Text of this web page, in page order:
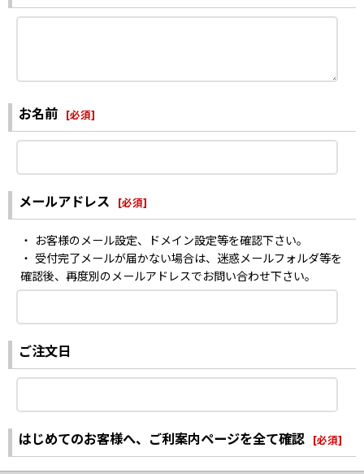
お名前 [必須]
メールアドレス [必須]
・ お客様のメール設定、ドメイン設定等を確認下さい。
・ 受付完了メールが届かない場合は、迷惑メールフォルダ等を
確認後、再度別のメールアドレスでお問い合わせ下さい。
ご注文日
はじめてのお客様へ、ご利案内ページを全て確認 [必須]